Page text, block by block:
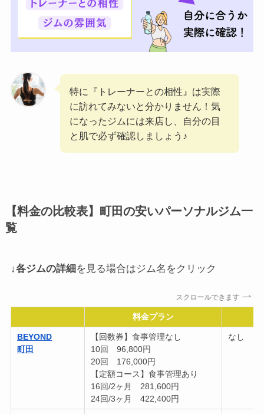
特に『トレーナーとの相性』は実際
に訪れてみないと分かりません！気
になったジムには来店し、自分の目
と肌で必ず確認しましょう♪
【料金の比較表】町田の安いパーソナルジム一
覧
↓各ジムの詳細 を見る場合はジム名をクリック
スクロールできます
料金プラン
BEYOND
町田
【回数券】食事管理なし
10回 96,800円
20回 176,000円
【定額コース】食事管理あり
16回/2ヶ月 281,600円
24回/3ヶ月 422,400円
なし